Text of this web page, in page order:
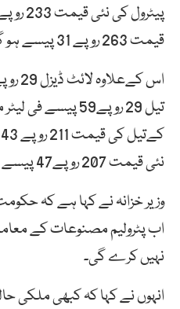
قیمت 263 روپے 31 پیسے ہو گئی ہے۔
تیل 29 روپے59
نئی قیمت 207 روپے47 پیسے ہو گئی ہے۔
وزیر خزانہ نے کہا ہے کہ
اب پٹرولیم مصنوعات کے
نہیں کرے گی۔
انہوں نے کہا کہ کبھی ملکی